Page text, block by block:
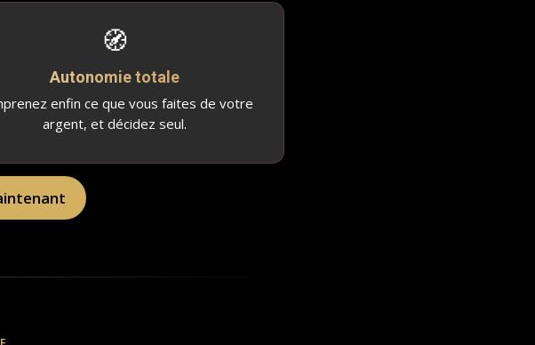
🧭
Autonomie totale
enfin ce que vous faites de votre
argent, et décidez seul.